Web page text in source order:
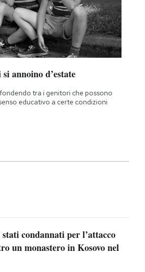
annoino d’estate
tra i genitori che possono
educativo a certe condizioni
condannati per l’attacco
un monastero in Kosovo nel